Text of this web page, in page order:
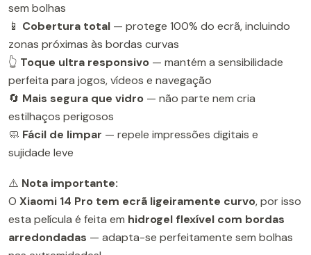
sem bolhas
📱 Cobertura total — protege 100% do ecrã, incluindo
zonas próximas às bordas curvas
👆 Toque ultra responsivo — mantém a sensibilidade
perfeita para jogos, vídeos e navegação
🔄 Mais segura que vidro — não parte nem cria
estilhaços perigosos
🧼 Fácil de limpar — repele impressões digitais e
sujidade leve
⚠️ Nota importante:
O Xiaomi 14 Pro tem ecrã ligeiramente curvo, por isso
esta película é feita em hidrogel flexível com bordas
arredondadas — adapta-se perfeitamente sem bolhas